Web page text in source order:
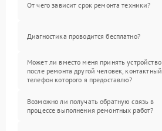
От чего зависит срок ремонта техники?
Диагностика проводится бесплатно?
Может ли вместо меня принять устройство
после ремонта другой человек, контактный
телефон которого я предоставлю?
Возможно ли получать обратную связь в
процессе выполнения ремонтных работ?